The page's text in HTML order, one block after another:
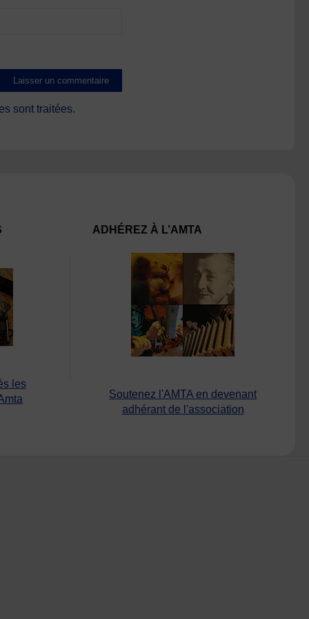
sont traitées.
les
ADHÉREZ À L’AMTA
Soutenez l'AMTA en devenant
adhérant de l'association